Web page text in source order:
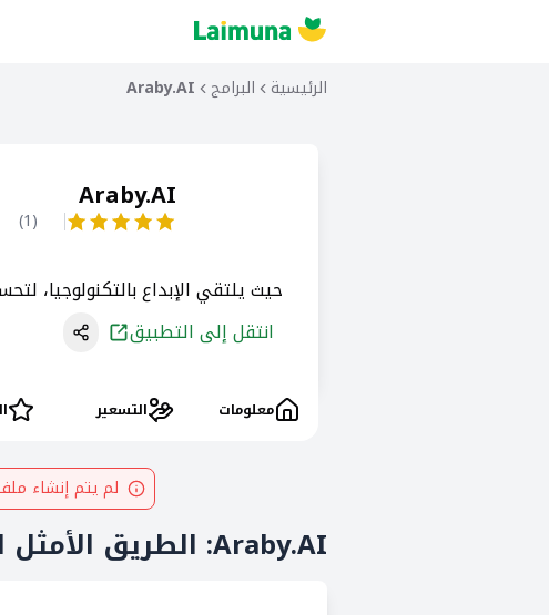
الرئيسية البرامج Araby.AI
Araby.AI
(
1
)
حيث يلتقي الإبداع بالتكنولوجيا،
انتقل إلى التطبيق
معلومات التسعير
لم يتم إنشاء
Araby.AI: الطريق الأمثل لزيادة الإنتاجية باستخدام الذكاء الاصطناعي